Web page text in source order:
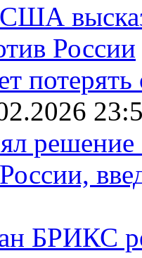
России
решение
БРИКС